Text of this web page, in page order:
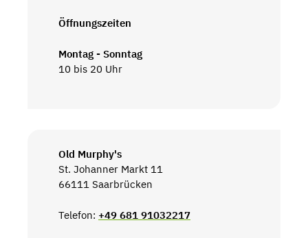
Öffnungszeiten
Montag - Sonntag
10 bis 20 Uhr
Old Murphy's
St. Johanner Markt 11
66111 Saarbrücken
Telefon: +49 681 91032217